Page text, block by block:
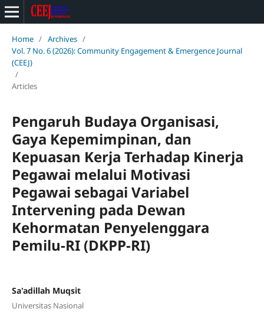
Home / Archives /
Vol. 7 No. 6 (2026): Community Engagement & Emergence Journal
(CEEJ)
/
Articles
Pengaruh Budaya Organisasi,
Gaya Kepemimpinan, dan
Kepuasan Kerja Terhadap Kinerja
Pegawai melalui Motivasi
Pegawai sebagai Variabel
Intervening pada Dewan
Kehormatan Penyelenggara
Pemilu-RI (DKPP-RI)
Sa'adillah Muqsit
Universitas Nasional